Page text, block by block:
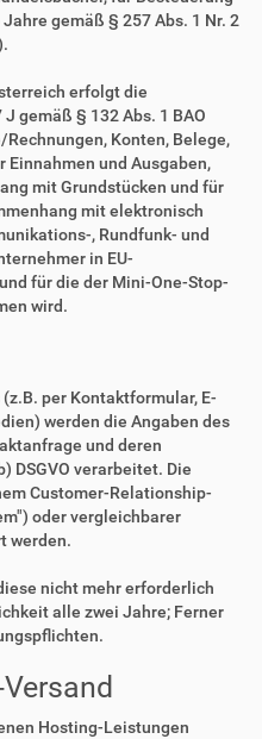
gemäß § 257 Abs. 1 Nr. 2
erfolgt die
gemäß § 132 Abs. 1 BAO
Konten, Belege,
und Ausgaben,
mit Grundstücken und für
mit elektronisch
, Rundfunk- und
in EU-
für die der Mini-One-Stop-
wird.
per Kontaktformular, E-
werden die Angaben des
und deren
DSGVO verarbeitet. Die
Customer-Relationship-
oder vergleichbarer
werden.
nicht mehr erforderlich
alle zwei Jahre; Ferner
Hosting-Leistungen